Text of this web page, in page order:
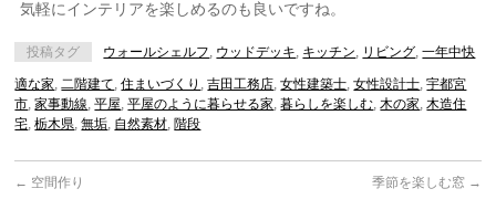
気軽にインテリアを楽しめるのも良いですね。
投稿タグ ウォールシェルフ, ウッドデッキ, キッチン, リビング,一年中快
適な家,二階建て,住まいづくり ,吉田工務店,女性建築士,女性設計士,宇都宮
市,家事動線,平屋,平屋のように暮らせる家,暮らしを楽しむ,木の家,木造住
宅,栃木県,無垢, 自然素材, 階段
← 空間作り 季節を楽しむ窓 →